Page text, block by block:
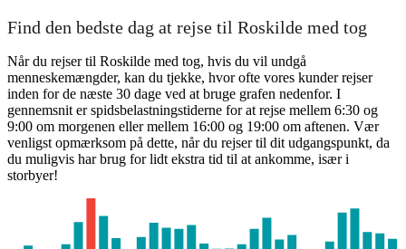
Find den bedste dag at rejse til Roskilde med tog
Når du rejser til Roskilde med tog, hvis du vil undgå
menneskemængder, kan du tjekke, hvor ofte vores kunder rejser
inden for de næste 30 dage ved at bruge grafen nedenfor. I
gennemsnit er spidsbelastningstiderne for at rejse mellem 6:30 og
9:00 om morgenen eller mellem 16:00 og 19:00 om aftenen. Vær
venligst opmærksom på dette, når du rejser til dit udgangspunkt, da
du muligvis har brug for lidt ekstra tid til at ankomme, især i
storbyer!